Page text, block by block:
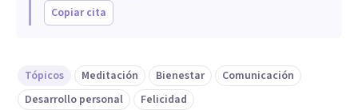
Copiar cita
Tópicos Meditación Bienestar
Comunicación
Desarrollo personal
Felicidad